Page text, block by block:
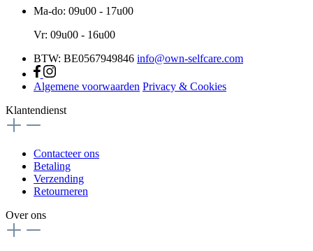
Ma-do: 09u00 - 17u00
Vr: 09u00 - 16u00
BTW: BE0567949846 info@own-selfcare.com
Algemene voorwaarden Privacy & Cookies
Klantendienst
Contacteer ons
Betaling
Verzending
Retourneren
Over ons